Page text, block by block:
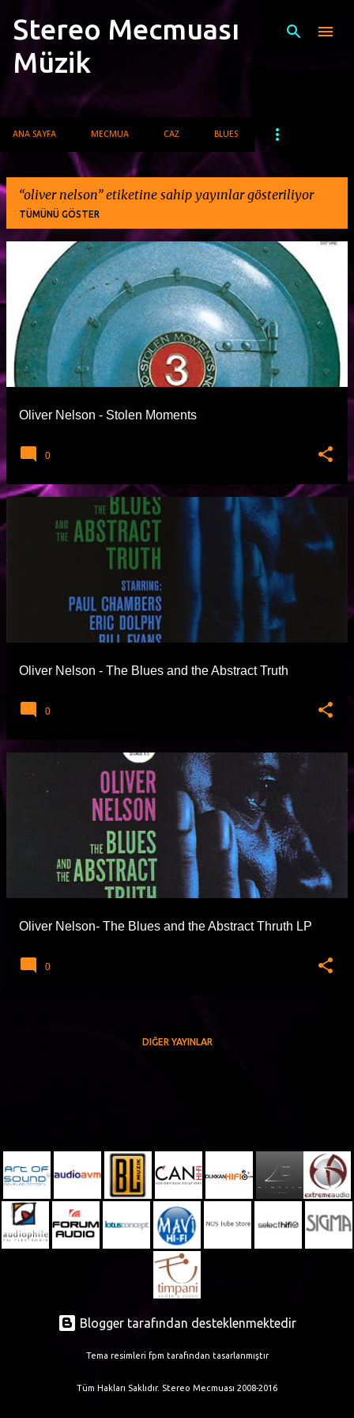
Stereo Mecmuası
Müzik
ANA SAYFA MECMUA CAZ BLUES
oliver nelson etiketine sahip yayınlar gösteriliyor
TÜMÜNÜ GÖSTER
K
y
l
Oliver Nelson - Stolen Moments
0
Oliver Nelson - The Blues and the Abstract Truth
0
Oliver Nelson- The Blues and the Abstract Thruth LP
0
DIĞER YAYINLAR
Blogger tarafından desteklenmektedir
Tema resimleri fpm tarafından tasarlanmıştır
Tüm Hakları Saklıdır. Stereo Mecmuası 2008-2016